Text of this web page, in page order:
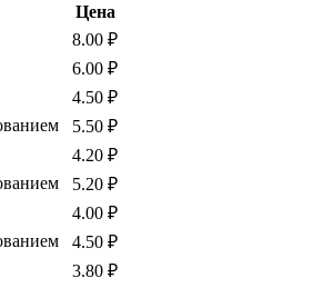
Цена
8.00 ₽
6.00 ₽
4.50 ₽
5.50 ₽
4.20 ₽
5.20 ₽
4.00 ₽
4.50 ₽
3.80 ₽